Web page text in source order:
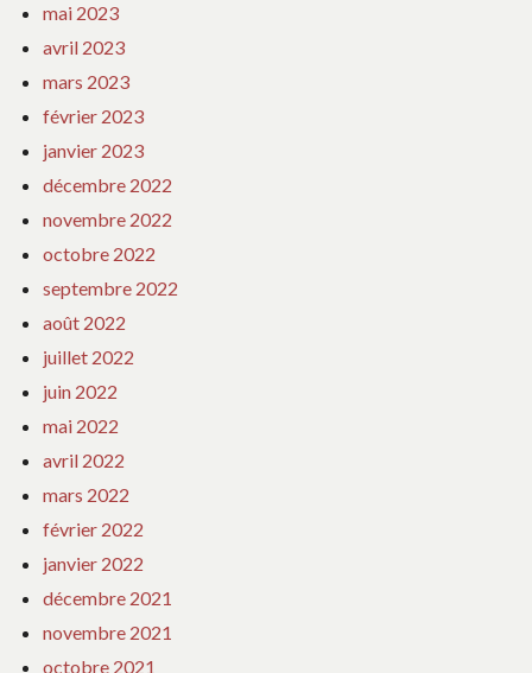
mai 2023
avril 2023
mars 2023
février 2023
janvier 2023
décembre 2022
novembre 2022
octobre 2022
septembre 2022
août 2022
juillet 2022
juin 2022
mai 2022
avril 2022
mars 2022
février 2022
janvier 2022
décembre 2021
novembre 2021
octobre 2021